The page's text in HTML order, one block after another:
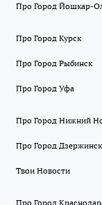
Про Город Йошкар-
Про Город Курск
Про Город Рыбинск
Про Город Уфа
Про Город Нижний
Про Город Дзержинск
Твои Новости
Про Город